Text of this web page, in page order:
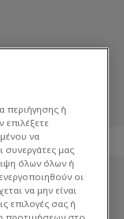
περιήγησης ή
να
συνεργάτες μας
όλων όλων ή
οι
να μην είναι
επιλογές σας ή